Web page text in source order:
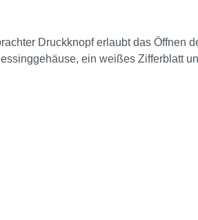
Druckknopf erlaubt das Öffnen
ein weißes Zifferblatt